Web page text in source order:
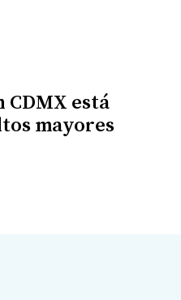
CDMX está
mayores